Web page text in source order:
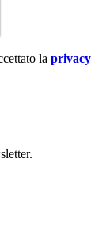
la privacy